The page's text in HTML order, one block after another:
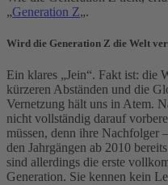
„Generation Z„.
Wird die Generation Z die Welt
Ein klares „Jein“. Fakt ist: die
kürzeren Abständen und die
Vernetzung hält uns in Atem.
nicht vollständig darauf
müssen, denn ihre Nachfolger
den Jahrgängen ab 2010
sind allerdings die erste
Generation. Sie kennen kein